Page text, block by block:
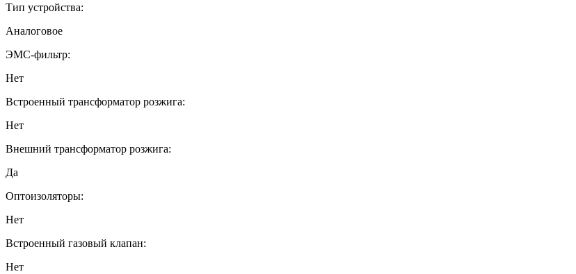
Тип устройства:
Аналоговое
ЭМС-фильтр:
Нет
Встроенный трансформатор розжига:
Нет
Внешний трансформатор розжига:
Да
Оптоизоляторы:
Нет
Встроенный газовый клапан:
Нет